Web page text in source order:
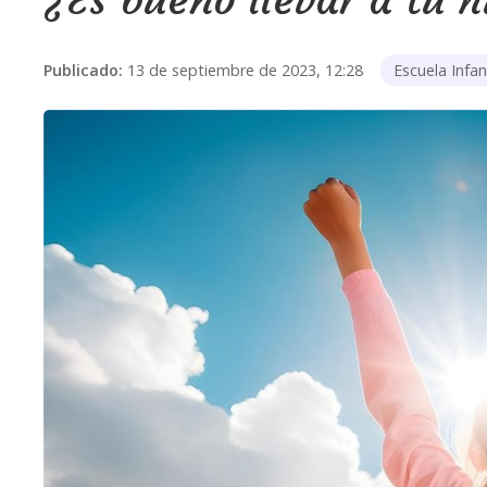
Publicado: 13 de septiembre de 2023, 12:28 Escuela